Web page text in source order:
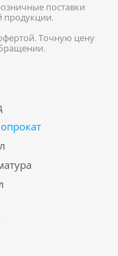
поставки
продукции.
Точную цену